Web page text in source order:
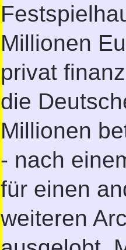
Millionen
privat
die
Millionen
- nach
für einen
weiteren